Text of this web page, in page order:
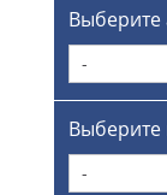
Выберите
-
Выберите
-